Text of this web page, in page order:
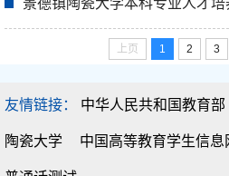
上页 1 2 3
友情链接： 中华人民共和国教育部
陶瓷大学 中国高等教育学生信息